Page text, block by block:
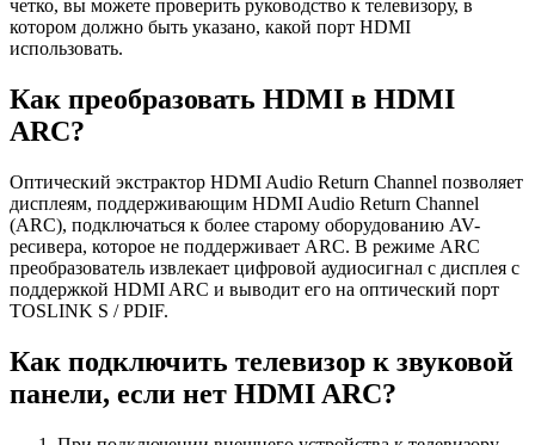
четко, вы можете проверить руководство к телевизору, в
котором должно быть указано, какой порт HDMI
использовать.
Как преобразовать HDMI в HDMI
ARC?
Оптический экстрактор HDMI Audio Return Channel позволяет
дисплеям, поддерживающим HDMI Audio Return Channel
(ARC), подключаться к более старому оборудованию AV-
ресивера, которое не поддерживает ARC. В режиме ARC
преобразователь извлекает цифровой аудиосигнал с дисплея с
поддержкой HDMI ARC и выводит его на оптический порт
TOSLINK S / PDIF.
Как подключить телевизор к звуковой
панели, если нет HDMI ARC?